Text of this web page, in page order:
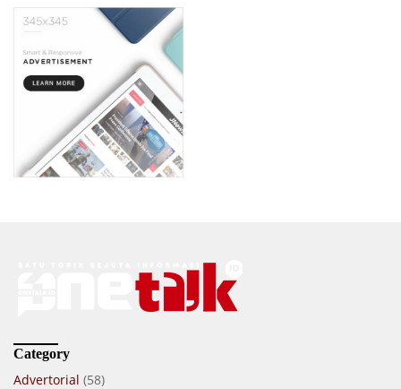
Category
Advertorial (58)